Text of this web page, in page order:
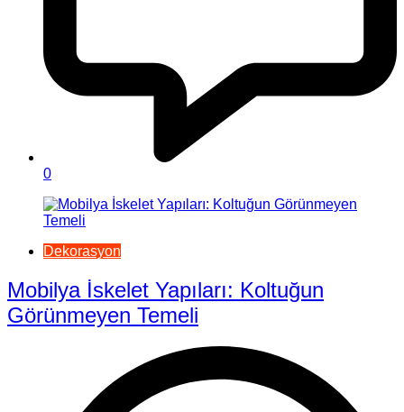
0
Dekorasyon
Mobilya İskelet Yapıları: Koltuğun
Görünmeyen Temeli